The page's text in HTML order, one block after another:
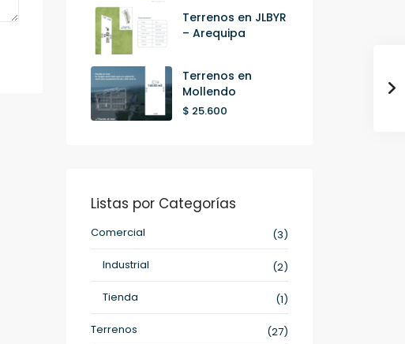
Terrenos en JLBYR
– Arequipa
Terrenos en
Mollendo
$ 25.600
Listas por Categorías
Comercial
(3)
Industrial
(2)
Tienda
(1)
Terrenos
(27)